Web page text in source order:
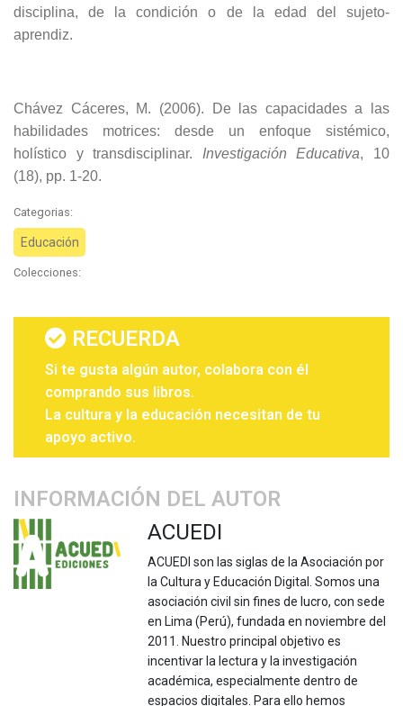
disciplina, de la condición o de la edad del sujeto-
aprendiz.
Chávez Cáceres, M. (2006). De las capacidades a las
habilidades motrices: desde un enfoque sistémico,
holístico y transdisciplinar. Investigación Educativa, 10
(18), pp. 1-20.
Categorias:
Educación
Colecciones:
RECUERDA
Si te gusta algún autor, colabora con él
comprando sus libros.
La cultura y la educación necesitan de tu
apoyo activo.
INFORMACIÓN DEL AUTOR
ACUEDI
ACUEDI son las siglas de la Asociación por
la Cultura y Educación Digital. Somos una
asociación civil sin fines de lucro, con sede
en Lima (Perú), fundada en noviembre del
2011. Nuestro principal objetivo es
incentivar la lectura y la investigación
académica, especialmente dentro de
espacios digitales. Para ello hemos